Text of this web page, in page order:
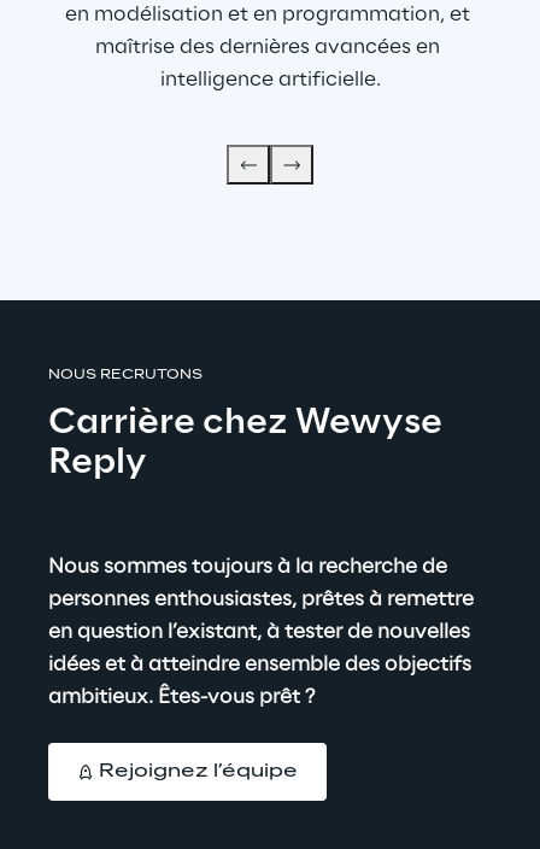
en modélisation et en programmation, et
maîtrise des dernières avancées en
intelligence artificielle.
NOUS RECRUTONS
Carrière chez Wewyse
Reply
Nous sommes toujours à la recherche de
personnes enthousiastes, prêtes à remettre
en question l’existant, à tester de nouvelles
idées et à atteindre ensemble des objectifs
ambitieux. Êtes-vous prêt ?
Rejoignez l’équipe